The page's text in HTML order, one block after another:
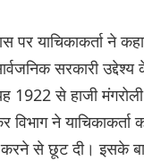
पर याचिकाकर्ता ने
सरकारी उद्देश्य
1922 से हाजी
विभाग ने
से छूट दी। इसके